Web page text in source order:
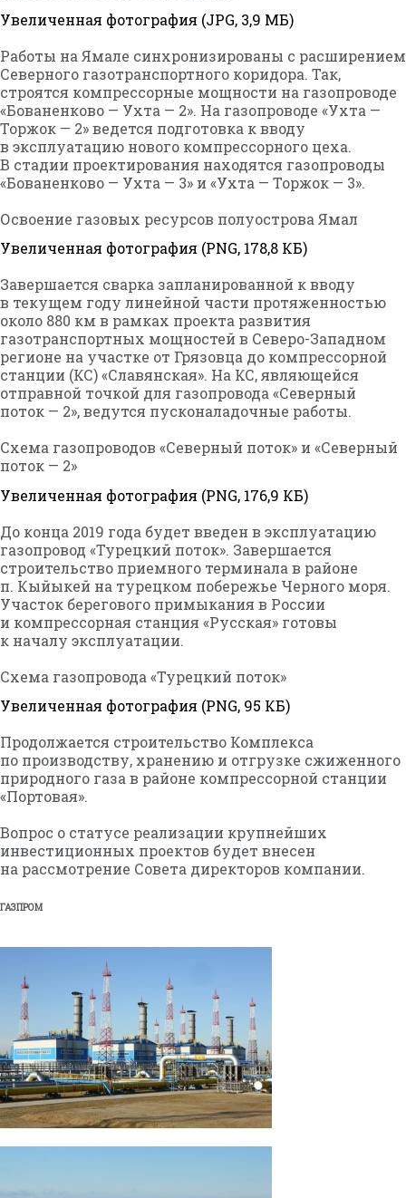
Увеличенная фотография (JPG, 3,9 МБ)
Работы на Ямале синхронизированы с расширением
Северного газотранспортного коридора. Так,
строятся компрессорные мощности на газопроводе
«Бованенково — Ухта — 2». На газопроводе «Ухта —
Торжок — 2» ведется подготовка к вводу
в эксплуатацию нового компрессорного цеха.
В стадии проектирования находятся газопроводы
«Бованенково — Ухта — 3» и «Ухта — Торжок — 3».
Освоение газовых ресурсов полуострова Ямал
Увеличенная фотография (PNG, 178,8 КБ)
Завершается сварка запланированной к вводу
в текущем году линейной части протяженностью
около 880 км в рамках проекта развития
газотранспортных мощностей в Северо-Западном
регионе на участке от Грязовца до компрессорной
станции (КС) «Славянская». На КС, являющейся
отправной точкой для газопровода «Северный
поток — 2», ведутся пусконаладочные работы.
Схема газопроводов «Северный поток» и «Северный
поток — 2»
Увеличенная фотография (PNG, 176,9 КБ)
До конца 2019 года будет введен в эксплуатацию
газопровод «Турецкий поток». Завершается
строительство приемного терминала в районе
п. Кыйыкей на турецком побережье Черного моря.
Участок берегового примыкания в России
и компрессорная станция «Русская» готовы
к началу эксплуатации.
Схема газопровода «Турецкий поток»
Увеличенная фотография (PNG, 95 КБ)
Продолжается строительство Комплекса
по производству, хранению и отгрузке сжиженного
природного газа в районе компрессорной станции
«Портовая».
Вопрос о статусе реализации крупнейших
инвестиционных проектов будет внесен
на рассмотрение Совета директоров компании.
ГАЗПРОМ